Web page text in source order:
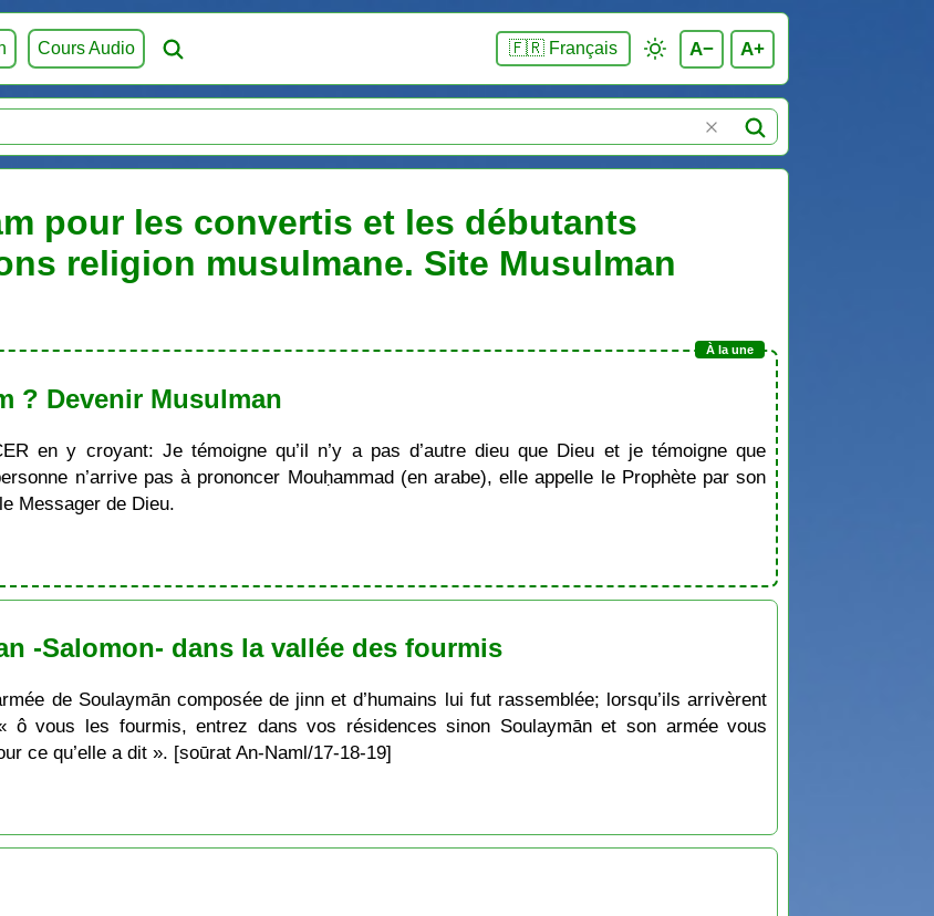
Cours Audio 🇫🇷 Français A− A+
pour les convertis et les débutants
religion musulmane. Site Musulman
? Devenir Musulman
en y croyant: Je témoigne qu’il n’y a pas d’autre dieu que Dieu et je témoigne que
n’arrive pas à prononcer Mouḥammad (en arabe), elle appelle le Prophète par son
Messager de Dieu.
-Salomon- dans la vallée des fourmis
de Soulaymān composée de jinn et d’humains lui fut rassemblée; lorsqu’ils arrivèrent
vous les fourmis, entrez dans vos résidences sinon Soulaymān et son armée vous
ce qu’elle a dit ». [soūrat An-Naml/17-18-19]